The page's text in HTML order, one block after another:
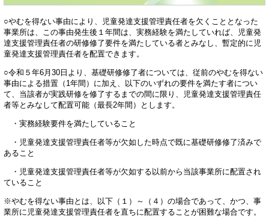
○やむを得ない事由により、児童発達支援管理責任者を欠くこととなった
事業所は、この事由発生後１年間は、実務経験を満たしていれば、児童発
達支援管理責任者の研修修了要件を満たしている者とみなし、暫定的に児
童発達支援管理責任者を配置できます。
○令和５年6月30日より、基礎研修修了者については、従前のやむを得ない
事由による措置（1年間）に加え、以下のいずれの要件を満たす者につい
て、当該者が実践研修を修了するまでの間に限り、児童発達支援管理責任
者等とみなして配置可能（最長2年間）とします。
・実務経験要件を満たしていること
・児童発達支援管理責任者等が欠如した時点で既に基礎研修修了済みで
あること
・児童発達支援管理責任者等が欠如する以前から当該事業所に配置され
ていること
※やむを得ない事由とは、以下（１）～（４）の場合であって、かつ、事
業所に児童発達支援管理責任者を直ちに配置することが困難な場合です。